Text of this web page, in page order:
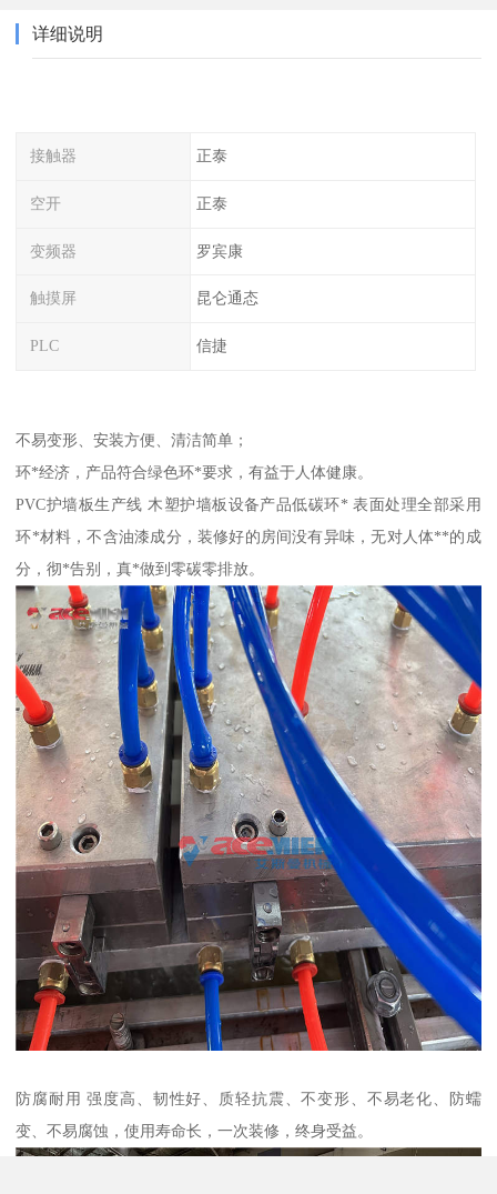
详细说明
接触器 正泰
空开 正泰
变频器 罗宾康
触摸屏 昆仑通态
PLC 信捷
不易变形、安装方便、清洁简单；
环*经济，产品符合绿色环*要求，有益于人体健康。
PVC护墙板生产线 木塑护墙板设备产品低碳环* 表面处理全部采用
环*材料，不含油漆成分，装修好的房间没有异味，无对人体**的成
分，彻*告别，真*做到零碳零排放。
防腐耐用 强度高、韧性好、质轻抗震、不变形、不易老化、防蠕
变、不易腐蚀，使用寿命长，一次装修，终身受益。